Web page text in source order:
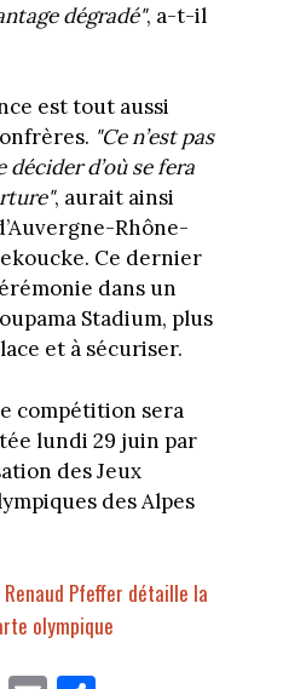
dégradé", a-t-il
est tout aussi
"Ce n’est pas
d’où se fera
, aurait ainsi
Rhône-
Ce dernier
dans un
Stadium, plus
et à sécuriser.
compétition sera
lundi 29 juin par
des Jeux
des Alpes
Renaud Pfeffer détaille la
olympique